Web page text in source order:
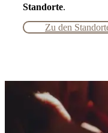
Standorte.
Zu den